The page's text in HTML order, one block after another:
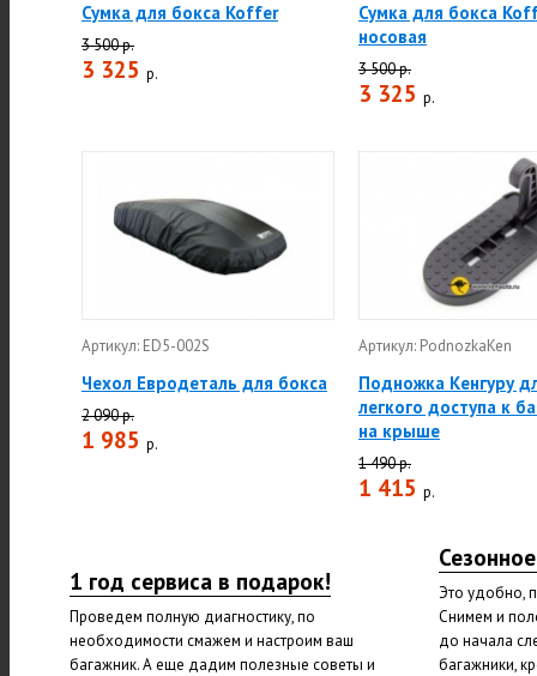
Сумка для бокса Koffer
3 500 р.
3 325 р.
Сумка для бокса
носовая
3 500 р.
3 325 р.
Артикул: ED5-002S
Чехол Евродеталь для бокса
2 090 р.
1 985 р.
Артикул: PodnozkaKen
Подножка Кенгуру
легкого доступа к
на крыше
1 490 р.
1 415 р.
1 год сервиса в подарок!
Проведем полную диагностику, по
необходимости смажем и настроим ваш
багажник. А еще дадим полезные советы и
Это удобно,
Снимем и
до начала
багажники,